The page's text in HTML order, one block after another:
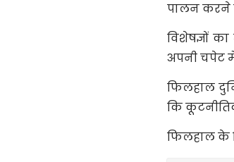
पालन करने
विशेषज्ञों
अपनी चपेट
फिलहाल
कि
फिलहाल के